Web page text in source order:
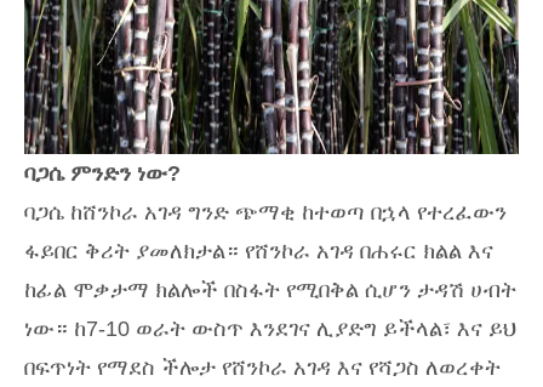
ባጋሴ ምንድን ነው?
ባጋሴ ከሸንኮራ አገዳ ግንድ ጭማቂ ከተወጣ በኋላ የተረፈውን
ፋይበር ቅሪት ያመለክታል። የሸንኮራ አገዳ በሐሩር ክልል እና
ከፊል ሞቃታማ ክልሎች በስፋት የሚበቅል ሲሆን ታዳሽ ሀብት
ነው። ከ7-10 ወራት ውስጥ እንደገና ሊያድግ ይችላል፣ እና ይህ
በፍጥነት የማደስ ችሎታ የሸንኮራ አገዳ እና የሻጋስ ለወረቀት